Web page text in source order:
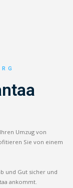
Umzug von
Sie von einem
und Gut sicher und
ankommt.